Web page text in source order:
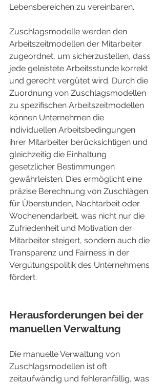
Lebensbereichen zu vereinbaren.
Zuschlagsmodelle werden den
Arbeitszeitmodellen der Mitarbeiter
zugeordnet, um sicherzustellen, dass
jede geleistete Arbeitsstunde korrekt
und gerecht vergütet wird. Durch die
Zuordnung von Zuschlagsmodellen
zu spezifischen Arbeitszeitmodellen
können Unternehmen die
individuellen Arbeitsbedingungen
ihrer Mitarbeiter berücksichtigen und
gleichzeitig die Einhaltung
gesetzlicher Bestimmungen
gewährleisten. Dies ermöglicht eine
präzise Berechnung von Zuschlägen
für Überstunden, Nachtarbeit oder
Wochenendarbeit, was nicht nur die
Zufriedenheit und Motivation der
Mitarbeiter steigert, sondern auch die
Transparenz und Fairness in der
Vergütungspolitik des Unternehmens
fördert.
Herausforderungen bei der
manuellen Verwaltung
Die manuelle Verwaltung von
Zuschlagsmodellen ist oft
zeitaufwändig und fehleranfällig, was